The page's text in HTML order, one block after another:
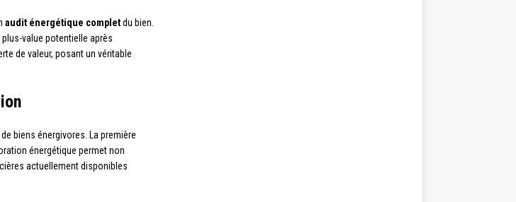
audit énergétique completdu bien.
value potentielle après
de valeur, posant un véritable
biens énergivores. La première
énergétique permet non
actuellement disponibles